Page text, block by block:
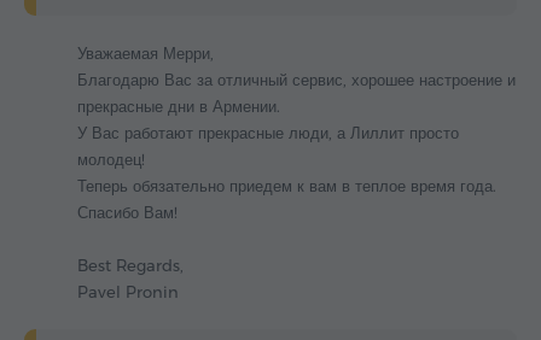
Уважаемая Мерри,
Благодарю Вас за отличный сервис, хорошее настроение и
прекрасные дни в Армении.
У Вас работают прекрасные люди, а Лиллит просто
молодец!
Теперь обязательно приедем к вам в теплое время года.
Спасибо Вам!
Best Regards,
Pavel Pronin